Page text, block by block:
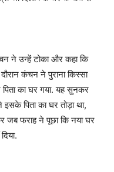
ने उन्हें टोका और कहा कि
कंचन ने पुराना किस्सा
का घर गया. यह सुनकर
पिता का घर तोड़ा था,
जब फराह ने पूछा कि नया घर